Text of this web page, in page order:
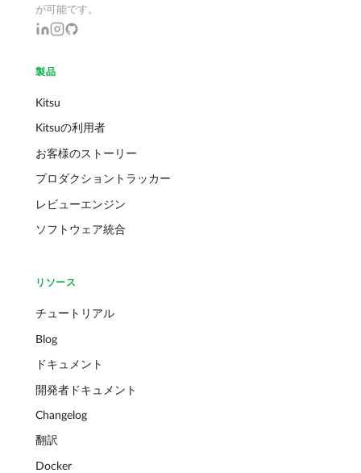
が可能です。
製品
Kitsu
Kitsuの利用者
お客様のストーリー
プロダクショントラッカー
レビューエンジン
ソフトウェア統合
リソース
チュートリアル
Blog
ドキュメント
開発者ドキュメント
Changelog
翻訳
Docker